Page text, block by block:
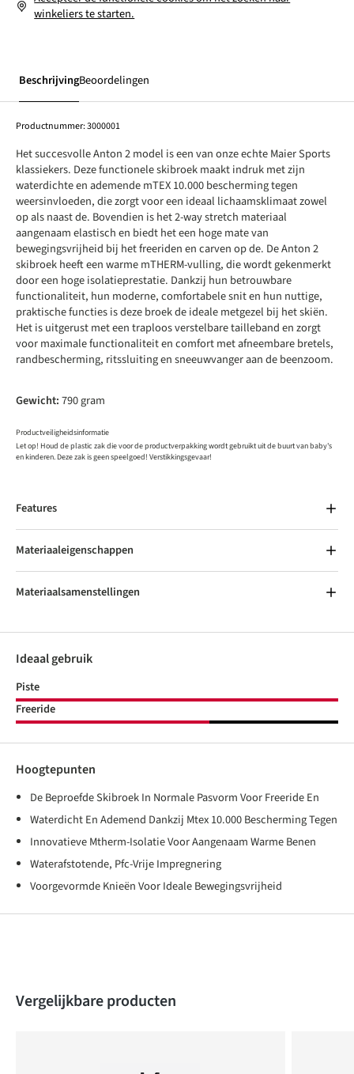
winkeliers te starten.
BeschrijvingBeoordelingen
Productnummer:3000001
Het succesvolle Anton 2 model is een van onze echte Maier Sports
klassiekers. Deze functionele skibroek maakt indruk met zijn
waterdichte en ademende mTEX 10.000 bescherming tegen
weersinvloeden, die zorgt voor een ideaal lichaamsklimaat zowel
op als naast de. Bovendien is het 2-way stretch materiaal
aangenaam elastisch en biedt het een hoge mate van
bewegingsvrijheid bij het freeriden en carven op de. De Anton 2
skibroek heeft een warme mTHERM-vulling, die wordt gekenmerkt
door een hoge isolatieprestatie. Dankzij hun betrouwbare
functionaliteit, hun moderne, comfortabele snit en hun nuttige,
praktische functies is deze broek de ideale metgezel bij het skiën.
Het is uitgerust met een traploos verstelbare tailleband en zorgt
voor maximale functionaliteit en comfort met afneembare bretels,
randbescherming, ritssluiting en sneeuwvanger aan de beenzoom.
Gewicht:790 gram
Productveiligheidsinformatie
Let op! Houd de plastic zak die voor de productverpakking wordt gebruikt uit de buurt van baby's
en kinderen. Deze zak is geen speelgoed! Verstikkingsgevaar!
Features
Materiaaleigenschappen
Materiaalsamenstellingen
Ideaal gebruik
Piste
Freeride
Hoogtepunten
De Beproefde Skibroek In Normale Pasvorm Voor Freeride En
Waterdicht En Ademend Dankzij Mtex 10.000 Bescherming Tegen
Innovatieve Mtherm-Isolatie Voor Aangenaam Warme Benen
Waterafstotende, Pfc-Vrije Impregnering
Voorgevormde Knieën Voor Ideale Bewegingsvrijheid
Produktgalerie überspringen
Vergelijkbare producten